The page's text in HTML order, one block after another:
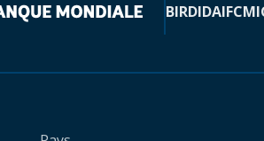
BIRDIDAIFC